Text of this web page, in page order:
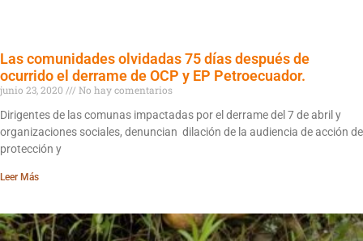
Las comunidades olvidadas 75 días después de
ocurrido el derrame de OCP y EP Petroecuador.
junio 23, 2020
No hay comentarios
Dirigentes de las comunas impactadas por el derrame del 7 de abril y
organizaciones sociales, denuncian dilación de la audiencia de acción de
protección y
Leer Más